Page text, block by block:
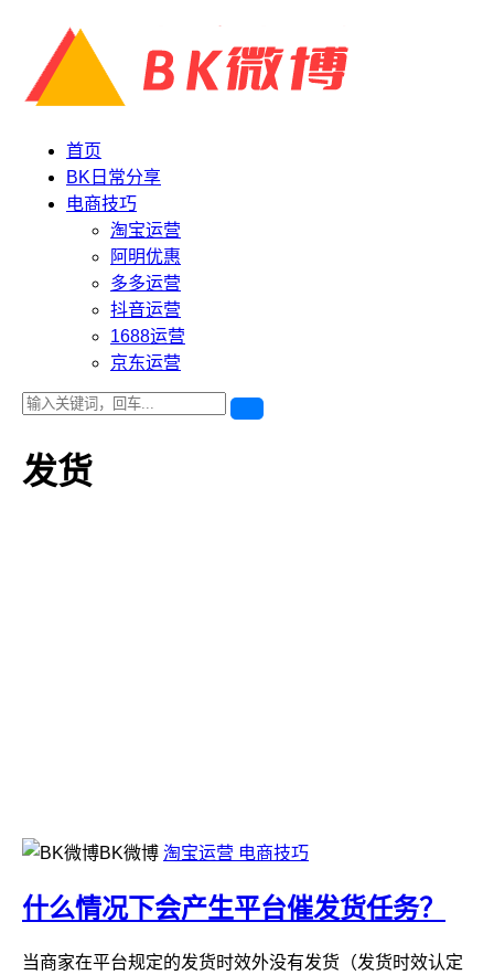
首页
BK日常分享
电商技巧
淘宝运营
阿明优惠
多多运营
抖音运营
1688运营
京东运营
发货
BK微博 淘宝运营 电商技巧
什么情况下会产生平台催发货任务？
当商家在平台规定的发货时效外没有发货（发货时效认定